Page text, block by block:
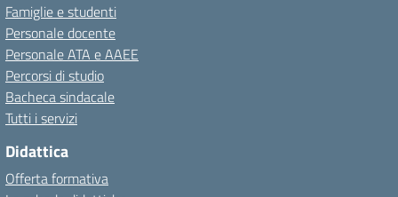
Famiglie e studenti
Personale docente
Personale ATA e AAEE
Percorsi di studio
Bacheca sindacale
Tutti i servizi
Didattica
Offerta formativa